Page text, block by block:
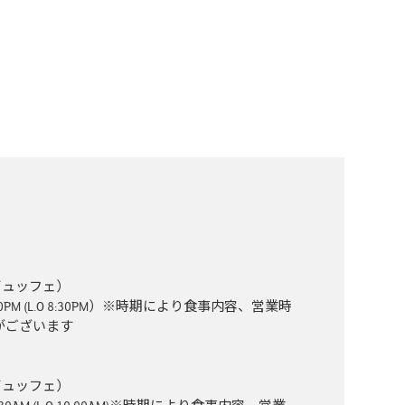
ッフェ）
(L.O 8:30PM）※時期により食事内容、営業時
ございます
ッフェ）